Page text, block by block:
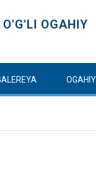
OGAHIY